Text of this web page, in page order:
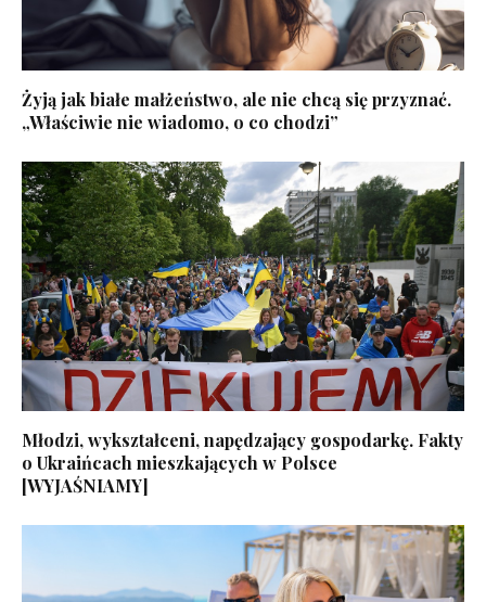
Żyją jak białe małżeństwo, ale nie chcą się przyznać.
„Właściwie nie wiadomo, o co chodzi”
Młodzi, wykształceni, napędzający gospodarkę. Fakty
o Ukraińcach mieszkających w Polsce
[WYJAŚNIAMY]